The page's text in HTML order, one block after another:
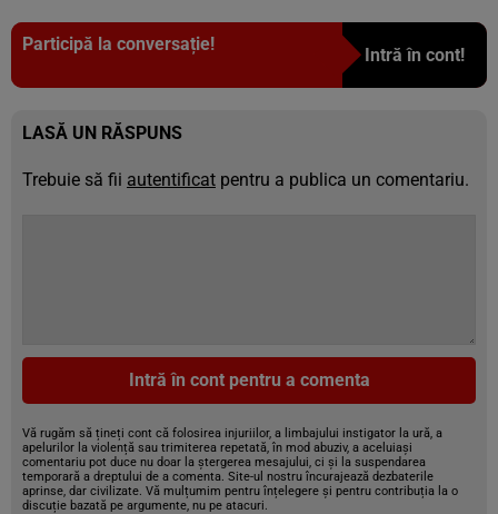
Participă la conversație!
Intră în cont!
LASĂ UN RĂSPUNS
Trebuie să fii autentificat pentru a publica un comentariu.
Intră în cont pentru a comenta
Vă rugăm să țineți cont că folosirea injuriilor, a limbajului instigator la ură, a
apelurilor la violență sau trimiterea repetată, în mod abuziv, a aceluiași
comentariu pot duce nu doar la ștergerea mesajului, ci și la suspendarea
temporară a dreptului de a comenta. Site-ul nostru încurajează dezbaterile
aprinse, dar civilizate. Vă mulțumim pentru înțelegere și pentru contribuția la o
discuție bazată pe argumente, nu pe atacuri.